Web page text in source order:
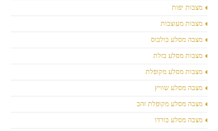
מצבות יפות
מצבות מעוצבות
מצבה מסלע בולבוס
מצבות מסלע בזלת
מצבות מסלע מקופלת
מצבה מסלע שוויץ
מצבה מסלע מקופלת זהב
מצבה מסלע בורדו